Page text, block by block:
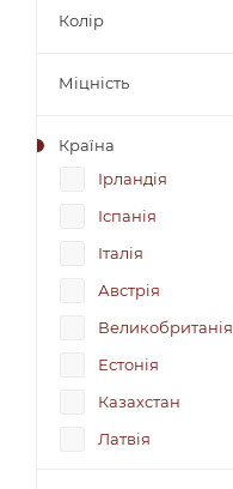
Колір
Міцність
Країна
Ірландія
Іспанія
Італія
Австрія
Великобританія
Естонія
Казахстан
Латвія